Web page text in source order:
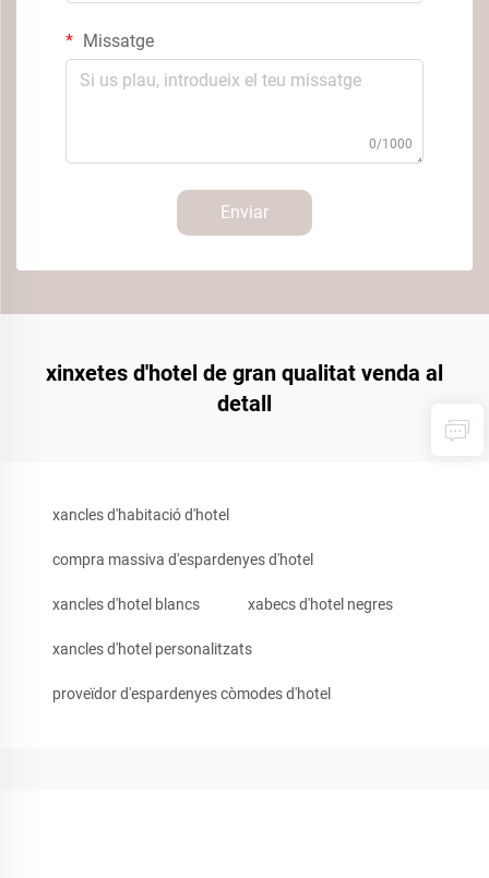
Missatge
0/1000
Enviar
xinxetes d'hotel de gran qualitat venda al
detall
xancles d'habitació d'hotel
compra massiva d'espardenyes d'hotel
xancles d'hotel blancs xabecs d'hotel negres
xancles d'hotel personalitzats
proveïdor d'espardenyes còmodes d'hotel